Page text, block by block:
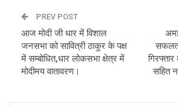
PREV POST
आज मोदी जी धार में विशाल
जनसभा को सावित्री ठाकुर के पक्ष
में सम्बोधित,धार लोकसभा क्षेत्र में
मोदीमय वातावरण।
सहित